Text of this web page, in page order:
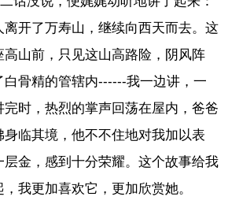
开了万寿山，继续向西天而去。这
高山前，只见这山高路险，阴风阵
白骨精的管辖内------我一边讲，一
时，热烈的掌声回荡在屋内，爸爸
临其境，他不不住地对我加以表
金，感到十分荣耀。这个故事给我
我更加喜欢它，更加欣赏她。